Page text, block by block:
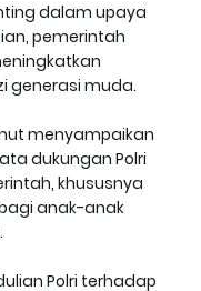
dalam upaya
pemerintah
generasi muda.
menyampaikan
dukungan Polri
khususnya
anak-anak
Polri terhadap